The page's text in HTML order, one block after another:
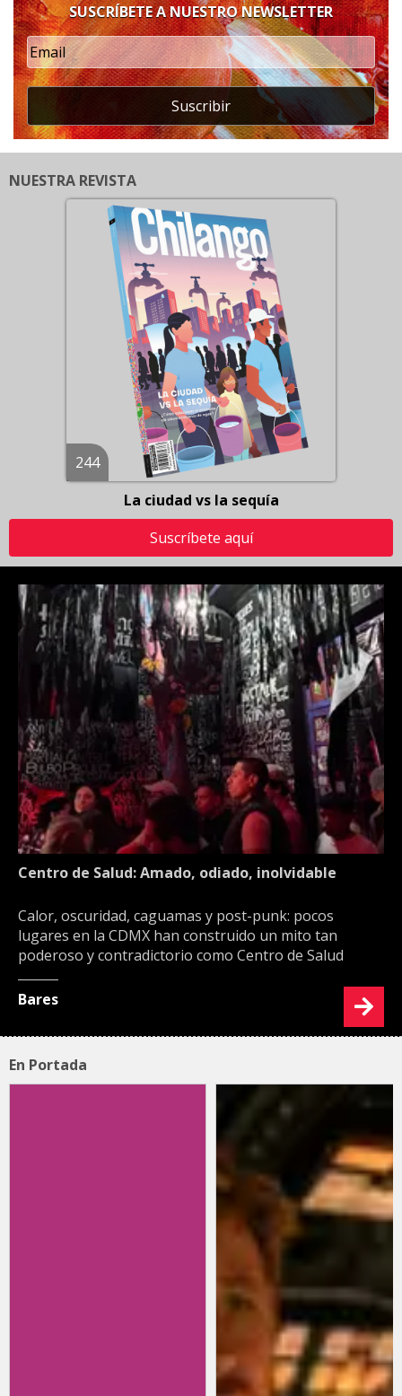
SUSCRÍBETE A NUESTRO NEWSLETTER
Suscribir
NUESTRA REVISTA
244
La ciudad vs la sequía
Suscríbete aquí
Centro de Salud: Amado, odiado, inolvidable
Calor, oscuridad, caguamas y post-punk: pocos
lugares en la CDMX han construido un mito tan
poderoso y contradictorio como Centro de Salud
Bares
En Portada